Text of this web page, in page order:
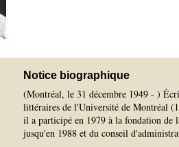
Notice biographique
(Montréal, le 31 décembre 1949 - )
littéraires de l'Université de Montréal
il a participé en 1979 à la fondation de
jusqu'en 1988 et du conseil